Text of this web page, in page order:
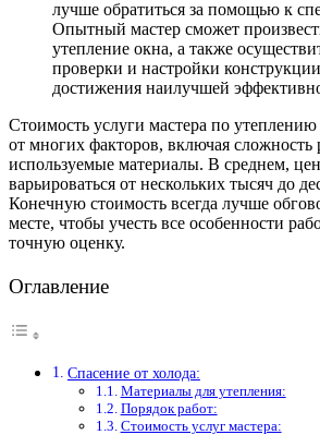
лучше обратиться за помощью к
Опытный мастер сможет
утепление окна, а также
проверки и настройки
достижения наилучшей
Стоимость услуги мастера по
от многих факторов, включая сложность
используемые материалы. В среднем,
варьироваться от нескольких тысяч до
Конечную стоимость всегда лучше
месте, чтобы учесть все особенности
точную оценку.
Оглавление
Спасение от холода:
Материалы для утепления:
Порядок работ:
Стоимость услуг мастера: